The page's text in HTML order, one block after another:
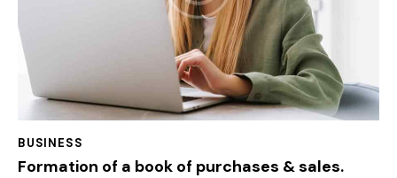
BUSINESS
Formation of a book of purchases & sales.